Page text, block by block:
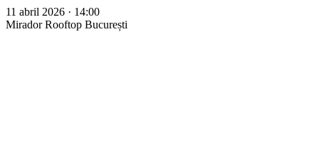
11 abril 2026 · 14:00
Mirador Rooftop București